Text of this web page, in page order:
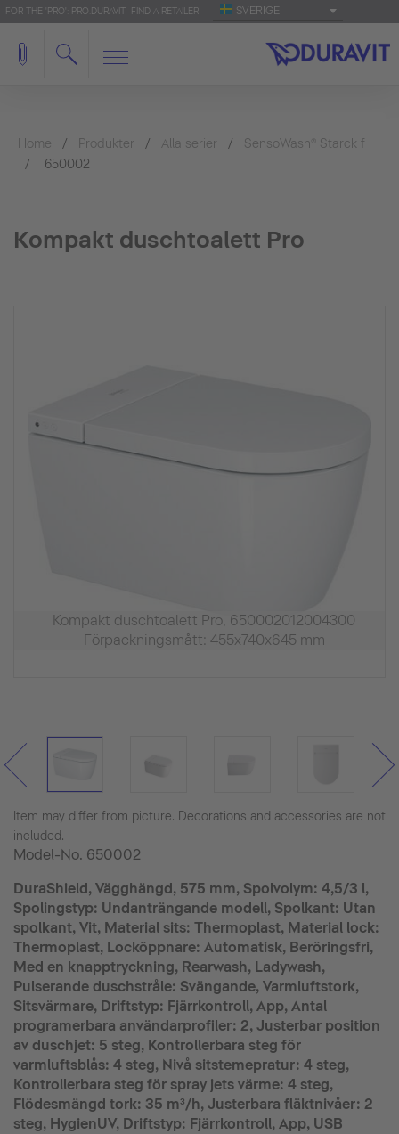
FOR THE 'PRO': PRO.DURAVIT FIND A RETAILER SVERIGE
Home Produkter Alla serier
SensoWash® Starck f
650002
Kompakt duschtoalett Pro
Kompakt duschtoalett Pro, 650002012004300
Förpackningsmått: 455x740x645 mm
Item may differ from picture. Decorations and accessories are not
included.
Model-No. 650002
DuraShield, Vägghängd, 575 mm, Spolvolym: 4,5/3 l,
Spolingstyp: Undanträngande modell, Spolkant: Utan
spolkant, Vit, Material sits: Thermoplast, Material lock:
Thermoplast, Locköppnare: Automatisk, Beröringsfri,
Med en knapptryckning, Rearwash, Ladywash,
Pulserande duschstråle: Svängande, Varmluftstork,
Sitsvärmare, Driftstyp: Fjärrkontroll, App, Antal
programerbara användarprofiler: 2, Justerbar position
av duschjet: 5 steg, Kontrollerbara steg för
varmluftsblås: 4 steg, Nivå sitstemepratur: 4 steg,
Kontrollerbara steg för spray jets värme: 4 steg,
Flödesmängd tork: 35 m³/h, Justerbara fläktnivåer: 2
steg, HygienUV, Driftstyp: Fjärrkontroll, App, USB